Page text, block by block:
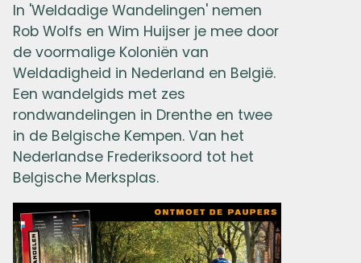
In 'Weldadige Wandelingen' nemen
Rob Wolfs en Wim Huijser je mee door
de voormalige Koloniën van
Weldadigheid in Nederland en België.
Een wandelgids met zes
rondwandelingen in Drenthe en twee
in de Belgische Kempen. Van het
Nederlandse Frederiksoord tot het
Belgische Merksplas.